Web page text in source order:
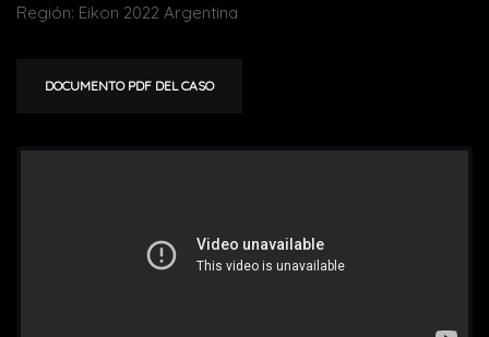
Región: Eikon 2022 Argentina
DOCUMENTO PDF DEL CASO